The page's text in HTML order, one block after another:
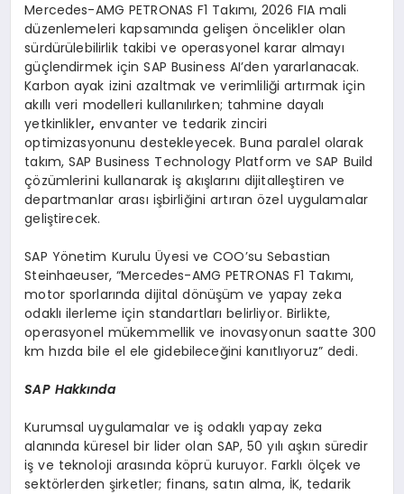
Mercedes-AMG PETRONAS F1 Takımı, 2026 FIA mali
düzenlemeleri kapsamında gelişen öncelikler olan
sürdürülebilirlik takibi ve operasyonel karar almayı
güçlendirmek için SAP Business AI’den yararlanacak.
Karbon ayak izini azaltmak ve verimliliği artırmak için
akıllı veri modelleri kullanılırken; tahmine dayalı
yetkinlikler, envanter ve tedarik zinciri
optimizasyonunu destekleyecek. Buna paralel olarak
takım, SAP Business Technology Platform ve SAP Build
çözümlerini kullanarak iş akışlarını dijitalleştiren ve
departmanlar arası işbirliğini artıran özel uygulamalar
geliştirecek.
SAP Yönetim Kurulu Üyesi ve COO’su Sebastian
Steinhaeuser, “Mercedes-AMG PETRONAS F1 Takımı,
motor sporlarında dijital dönüşüm ve yapay zeka
odaklı ilerleme için standartları belirliyor. Birlikte,
operasyonel mükemmellik ve inovasyonun saatte 300
km hızda bile el ele gidebileceğini kanıtlıyoruz” dedi.
SAP Hakkında
Kurumsal uygulamalar ve iş odaklı yapay zeka
alanında küresel bir lider olan SAP, 50 yılı aşkın süredir
iş ve teknoloji arasında köprü kuruyor. Farklı ölçek ve
sektörlerden şirketler; finans, satın alma, İK, tedarik